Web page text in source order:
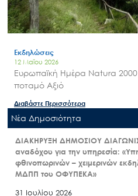
Εκδηλώσεις
12 Μαΐου 2026
Ευρωπαϊκή Ημέρα Natura 2000
ποταμό Αξιό
Διαβάστε Περισσότερα
Nέα Δημοσιότητα
ΔΙΑΚΗΡΥΞΗ ΔΗΜΟΣΙΟΥ
αναδόχου για την υπηρεσία:
φθινοπωρινών – χειμερινών
ΜΔΠΠ του ΟΦΥΠΕΚΑ»
31 Ιουλίου 2026